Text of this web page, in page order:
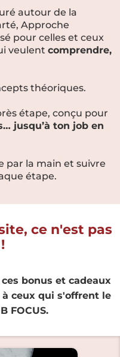
autour de la
Approche
pour celles et ceux
veulent comprendre,
théoriques.
étape, conçu pour
jusqu’à ton job en
par la main et suivre
étape.
ce n'est pas
bonus et cadeaux
ceux qui s'offrent le
FOCUS.